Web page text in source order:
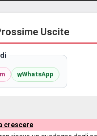
Uscite
wWhatsApp
crescere